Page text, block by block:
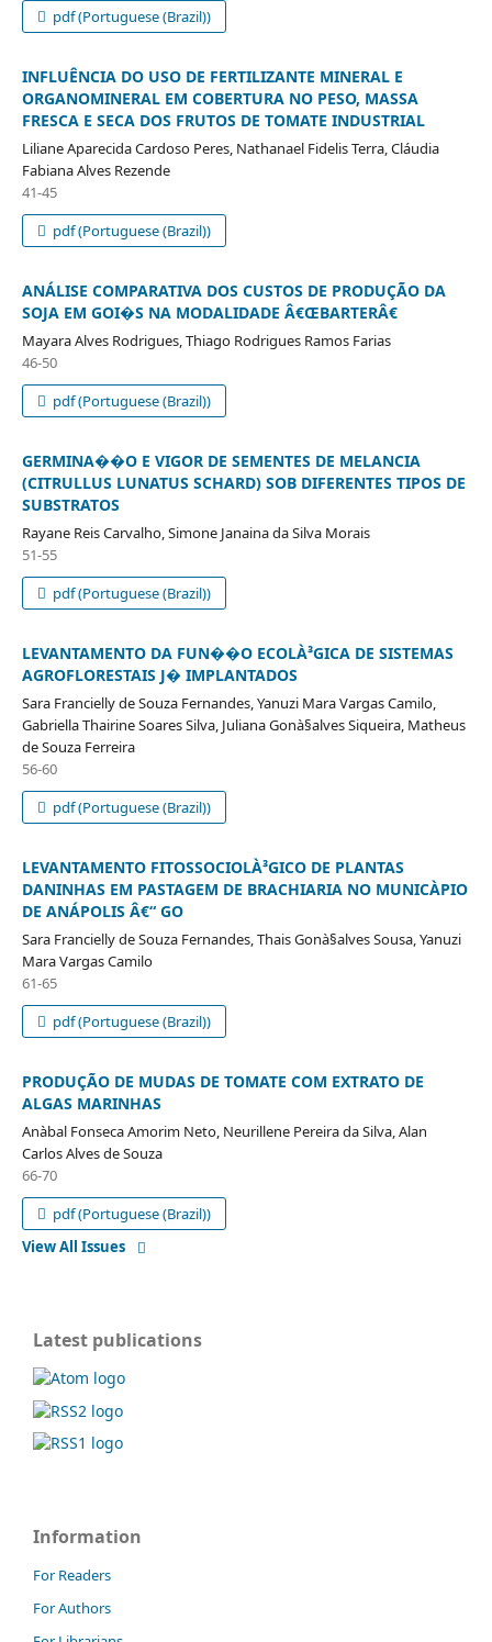
pdf (Portuguese (Brazil))
INFLUÊNCIA DO USO DE FERTILIZANTE MINERAL E
ORGANOMINERAL EM COBERTURA NO PESO, MASSA
FRESCA E SECA DOS FRUTOS DE TOMATE INDUSTRIAL
Liliane Aparecida Cardoso Peres, Nathanael Fidelis Terra, Cláudia
Fabiana Alves Rezende
41-45
pdf (Portuguese (Brazil))
ANÁLISE COMPARATIVA DOS CUSTOS DE PRODUÇÃO DA
SOJA EM GOI�S NA MODALIDADE Â€ŒBARTERÂ€
Mayara Alves Rodrigues, Thiago Rodrigues Ramos Farias
46-50
pdf (Portuguese (Brazil))
GERMINA��O E VIGOR DE SEMENTES DE MELANCIA
(CITRULLUS LUNATUS SCHARD) SOB DIFERENTES TIPOS DE
SUBSTRATOS
Rayane Reis Carvalho, Simone Janaina da Silva Morais
51-55
pdf (Portuguese (Brazil))
LEVANTAMENTO DA FUN��O ECOLÀ³GICA DE SISTEMAS
AGROFLORESTAIS J� IMPLANTADOS
Sara Francielly de Souza Fernandes, Yanuzi Mara Vargas Camilo,
Gabriella Thairine Soares Silva, Juliana Gonà§alves Siqueira, Matheus
de Souza Ferreira
56-60
pdf (Portuguese (Brazil))
LEVANTAMENTO FITOSSOCIOLÀ³GICO DE PLANTAS
DANINHAS EM PASTAGEM DE BRACHIARIA NO MUNICÀ­PIO
DE ANÁPOLIS Â€“ GO
Sara Francielly de Souza Fernandes, Thais Gonà§alves Sousa, Yanuzi
Mara Vargas Camilo
61-65
pdf (Portuguese (Brazil))
PRODUÇÃO DE MUDAS DE TOMATE COM EXTRATO DE
ALGAS MARINHAS
Anà­bal Fonseca Amorim Neto, Neurillene Pereira da Silva, Alan
Carlos Alves de Souza
66-70
pdf (Portuguese (Brazil))
View All Issues
Latest publications
Information
For Readers
For Authors